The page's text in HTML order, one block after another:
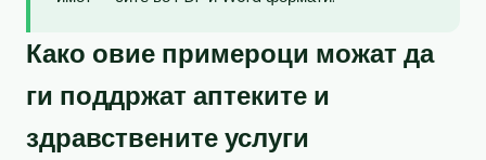
Како овие примероци можат да
ги поддржат аптеките и
здравствените услуги